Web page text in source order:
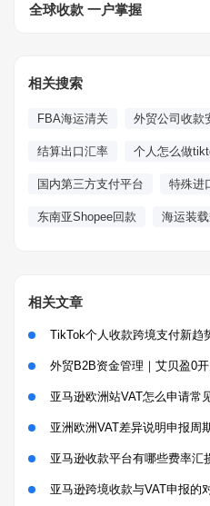
全球收款 一户掌握
相关搜索
FBA海运清关 外贸公司收款
结算出口汇率 个人怎么做
国内第三方支付平台 特殊进
东南亚Shopee回款 海运装
相关文章
TikTok个人收款跨境支付新趋
外贸B2B资金管理｜艾贝盈0
亚马逊欧洲站VAT怎么申请常
亚洲欧洲VAT差异说明申报周
亚马逊收款平台有哪些费率汇
亚马逊跨境收款与VAT申报的